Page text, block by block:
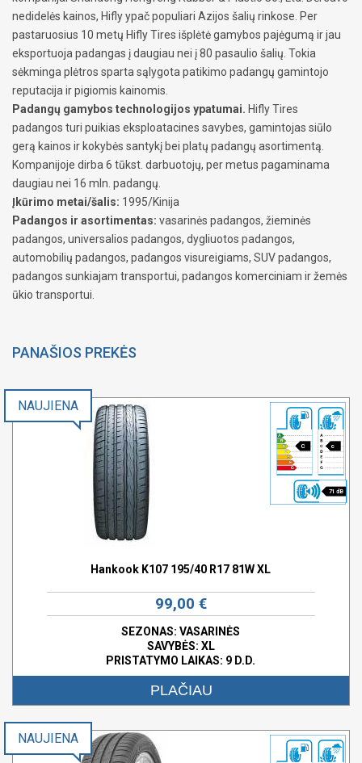
nedidelės kainos, Hifly ypač populiari Azijos šalių rinkose. Per
pastaruosius 10 metų Hifly Tires išplėtė gamybos pajėgumą ir jau
eksportuoja padangas į daugiau nei į 80 pasaulio šalių. Tokia
sėkminga plėtros sparta sąlygota patikimo padangų gamintojo
reputacija ir pigiomis kainomis.
Padangų gamybos technologijos ypatumai. Hifly Tires
padangos turi puikias eksploatacines savybes, gamintojas siūlo
gerą kainos ir kokybės santykį bei platų padangų asortimentą.
Kompanijoje dirba 6 tūkst. darbuotojų, per metus pagaminama
daugiau nei 16 mln. padangų.
Įkūrimo metai/šalis: 1995/Kinija
Padangos ir asortimentas: vasarinės padangos, žieminės
padangos, universalios padangos, dygliuotos padangos,
automobilių padangos, padangos visureigiams, SUV padangos,
padangos sunkiajam transportui, padangos komerciniam ir žemės
ūkio transportui.
PANAŠIOS PREKĖS
C c
71 dB
NAUJIENA
Hankook K107 195/40 R17 81W XL
99,00 €
SEZONAS: VASARINĖS
SAVYBĖS: XL
PRISTATYMO LAIKAS: 9 D.D.
PLAČIAU
NAUJIENA